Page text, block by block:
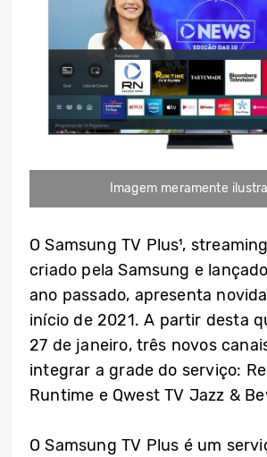
Imagem meramente
O Samsung TV Plus¹,
criado pela Samsung e
ano passado, apresenta
início de 2021. A partir desta
27 de janeiro, três novos
integrar a grade do serviço:
Runtime e Qwest TV Jazz &
O Samsung TV Plus é um